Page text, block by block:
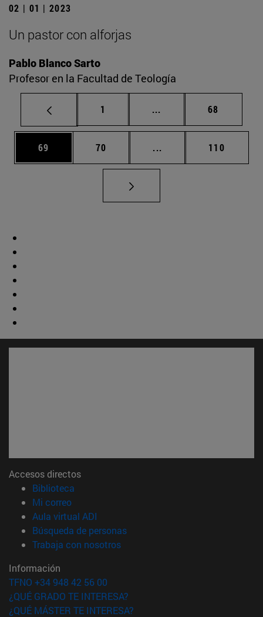
02 | 01 | 2023
Un pastor con alforjas
Pablo Blanco Sarto
Profesor en la Facultad de Teología
Página
1 ... Páginas intermedias
Página
68
Página
69 Página
70 ... Páginas intermedias
Página
110
Accesos directos
Biblioteca
Mi correo(abre en nueva ventana)
Aula virtual ADI
Búsqueda de personas(abre en nueva ventana)
Trabaja con nosotros(abre en nueva ventana)
Información
TFNO +34 948 42 56 00
¿QUÉ GRADO TE INTERESA?
¿QUÉ MÁSTER TE INTERESA?